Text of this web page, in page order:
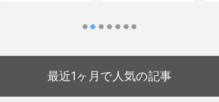
最近1ヶ月で人気の記事